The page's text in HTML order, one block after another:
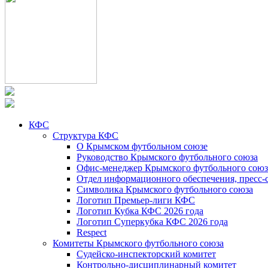
КФС
Структура КФС
О Крымском футбольном союзе
Руководство Крымского футбольного союза
Офис-менеджер Крымского футбольного
Отдел информационного обеспечения, пресс-
Символика Крымского футбольного союза
Логотип Премьер-лиги КФС
Логотип Кубка КФС 2026 года
Логотип Суперкубка КФС 2026 года
Respect
Комитеты Крымского футбольного союза
Судейско-инспекторский комитет
Контрольно-дисциплинарный комитет